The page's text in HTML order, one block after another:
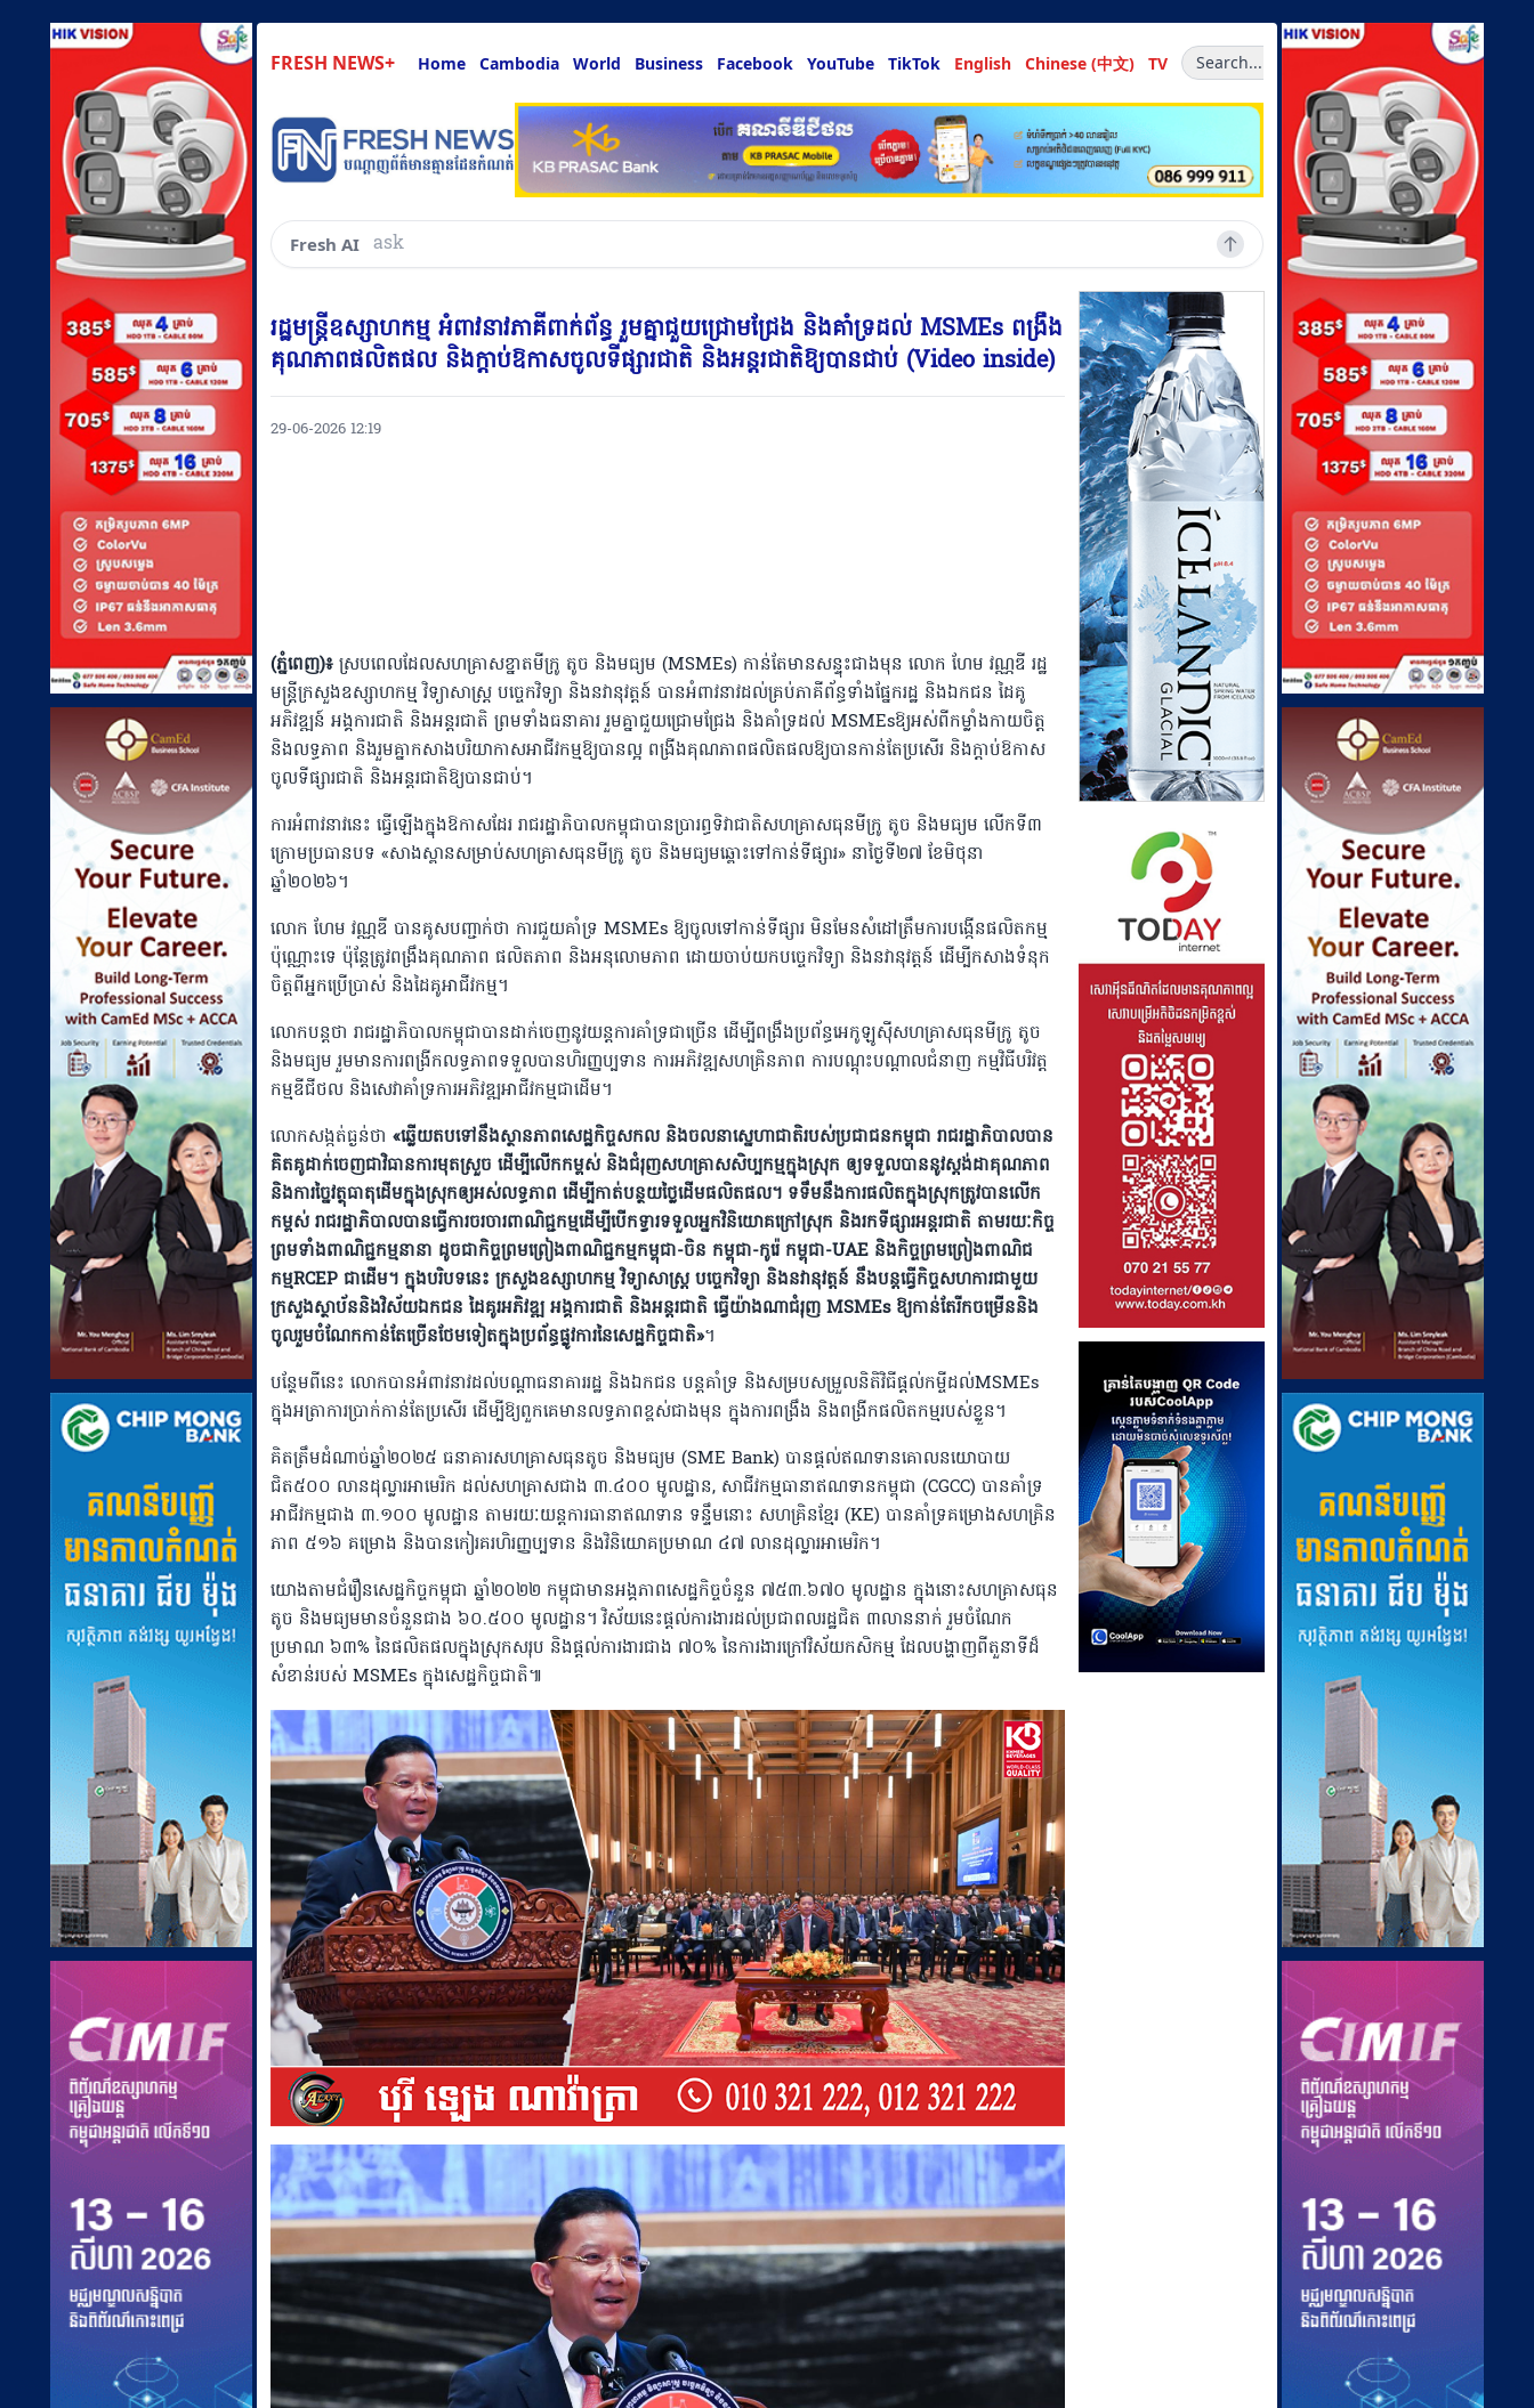
FRESH NEWS+ Home Cambodia World Business Facebook YouTube TikTok English Chinese (中文) TV Search...
Fresh AI ask about anything & more
រដ្ឋមន្ត្រីឧស្សាហកម្ម អំពាវនាវភាគីពាក់ព័ន្ធ រួមគ្នាជួយជ្រោមជ្រែង និងគាំទ្រដល់ MSMEs ពង្រឹង
គុណភាពផលិតផល និងក្តាប់ឱកាសចូលទីផ្សារជាតិ និងអន្តរជាតិឱ្យបានជាប់ (Video inside)
29-06-2026 12:19
(ភ្នំពេញ)៖ស្របពេលដែលសហគ្រាសខ្នាតមីក្រូ តូច និងមធ្យម ​(MSMEs) កាន់តែមានសន្ទុះជាងមុន លោក ហែម វណ្ណឌី រដ្ឋ
មន្ត្រីក្រសួងឧស្សាហកម្ម វិទ្យាសាស្ត្រ បច្ចេកវិទ្យា និងនវានុវត្តន៍ បានអំពាវនាវដល់គ្រប់ភាគីព័ន្ធទាំងផ្នែករដ្ឋ និងឯកជន ដៃគូ
អភិវឌ្ឍន៍ អង្គការជាតិ និងអន្តរជាតិ ព្រមទាំងធនាគារ រួមគ្នាជួយជ្រោមជ្រែង និងគាំទ្រដល់ MSMEsឱ្យអស់ពីកម្លាំងកាយចិត្ត
និងលទ្ធភាព​ និងរួមគ្នាកសាងបរិយាកាសអាជីវកម្មឱ្យបានល្អ ពង្រីងគុណភាពផលិតផលឱ្យបានកាន់តែប្រសើរ និងក្តាប់ឱកាស
ចូលទីផ្សារជាតិ និងអន្តរជាតិឱ្យបានជាប់។
ការអំពាវនាវនេះ ធ្វើឡើងក្នុងឱកាសដែរ រាជរដ្ឋាភិបាលកម្ពុជាបានប្រារព្ធទិវាជាតិសហគ្រាសធុនមីក្រូ តូច និងមធ្យម លើកទី៣
ក្រោមប្រធានបទ «សាងស្ពានសម្រាប់សហគ្រាសធុនមីក្រូ តូច និងមធ្យមឆ្ពោះទៅកាន់ទីផ្សារ» ​នាថ្ងៃទី២៧ ខែមិថុនា
ឆ្នាំ២០២៦។ ​
លោក​ ហែម វណ្ណឌី បានគូសបញ្ជាក់ថា ការជួយគាំទ្រ MSMEs ឱ្យចូលទៅកាន់ទីផ្សារ មិនមែនសំដៅត្រឹមការបង្កើនផលិតកម្ម
ប៉ុណ្ណោះទេ ប៉ុន្តែត្រូវពង្រឹងគុណភាព ផលិតភាព និងអនុលោមភាព ដោយចាប់យកបច្ចេកវិទ្យា និងនវានុវត្តន៍ ដើម្បីកសាងទំនុក
ចិត្តពីអ្នកប្រើប្រាស់ និងដៃគូអាជីវកម្ម។
លោកបន្តថា ​រាជរដ្ឋាភិបាលកម្ពុជាបានដាក់ចេញនូវយន្តការគាំទ្រជាច្រើន ដើម្បីពង្រឹងប្រព័ន្ធអេកូឡូស៊ីសហគ្រាសធុនមីក្រូ តូច
និងមធ្យម រួមមានការពង្រីកលទ្ធភាពទទួលបានហិរញ្ញប្បទាន ការអភិវឌ្ឍសហគ្រិនភាព ការបណ្តុះបណ្តាលជំនាញ កម្មវិធីបរិវត្ត
កម្មឌីជីថល និងសេវាគាំទ្រការអភិវឌ្ឍអាជីវកម្មជាដើម។
​លោកសង្កត់ធ្ងន់ថា «​ឆ្លើយតបទៅនឹងស្ថានភាពសេដ្ឋកិច្ចសកល និង​ចលនាស្នេហាជាតិរបស់ប្រជាជនកម្ពុជា រាជរដ្ឋាភិបាលបាន
គិតគូដាក់ចេញជាវិធានការមុតស្រួច ដើម្បីលើកកម្ពស់ និងជំរុញសហគ្រាសសិប្បកម្មក្នុងស្រុក ឲ្យទទួលបាននូវស្តង់ដាគុណភាព
និងការច្នៃវត្ថុធាតុដើមក្នុងស្រុកឲ្យអស់លទ្ធភាព ដើម្បីកាត់បន្ថយថ្លៃដើមផលិតផល។ ទទឹមនឹងការផលិតក្នុងស្រុកត្រូវបានលើក
កម្ពស់ រាជរដ្ឋាភិបាលបានធ្វើការចរចារពាណិជ្ជកម្មដើម្បីបើកទ្វារទទួលអ្នកវិនិយោគក្រៅស្រុក និងរកទីផ្សារអន្តរជាតិ តាមរយៈកិច្ច
ព្រមទាំងពាណិជ្ជកម្មនានា ដូចជាកិច្ចព្រមព្រៀងពាណិជ្ជកម្មកម្ពុជា-ចិន កម្ពុជា-កូរ៉េ កម្ពុជា-UAE និងកិច្ចព្រមព្រៀងពាណិជ
កម្មRCEP ជាដើម។ ក្នុងបរិបទនេះ ក្រសួងឧស្សាហកម្ម វិទ្យាសាស្រ្ត បច្ចេកវិទ្យា និងនវានុវត្តន៍ នឹងបន្តធ្វើកិច្ចសហការជាមួយ
ក្រសួង​ស្ថាប័ននិងវិស័យឯកជន ដៃគូរអភិវឌ្ឍ អង្គការជាតិ និងអន្តរជាតិ ធ្វើយ៉ាងណាជំរុញ MSMEs ឱ្យកាន់តែរីកចម្រើននិង
ចូលរួមចំណែកកាន់តែច្រើនថែមទៀតក្នុងប្រព័ន្ធផ្លូវការនៃសេដ្ឋកិច្ចជាតិ»។
បន្ថែមពីនេះ​ លោកបានអំពាវនាវដល់បណ្តាធនាគាររដ្ឋ និងឯកជន បន្តគាំទ្រ និងសម្របសម្រួលនិតិវិធីផ្តល់កម្ចីដល់MSMEs
ក្នុងអត្រាការប្រាក់កាន់តែប្រសើរ​ ដើម្បីឱ្យពួកគេមានលទ្ធភាពខ្ពស់ជាងមុន ក្នុងការពង្រឹង និងពង្រីកផលិតកម្មរបស់ខ្លួន។
​គិតត្រឹមដំណាច់ឆ្នាំ២០២៥ ធនាគារសហគ្រាសធុនតូច និងមធ្យម (SME Bank) បានផ្តល់ឥណទានគោលនយោបាយ
ជិត៥០០ លានដុល្លារអាមេរិក ដល់សហគ្រាសជាង ៣.៤០០ មូលដ្ឋាន, សាជីវកម្មធានាឥណទានកម្ពុជា (CGCC) បានគាំទ្រ
អាជីវកម្មជាង ៣.១០០ មូលដ្ឋាន តាមរយៈយន្តការធានាឥណទាន ទន្ទឹមនោះ សហគ្រិនខ្មែរ (KE) បានគាំទ្រគម្រោងសហគ្រិន
ភាព ៥១៦ គម្រោង និងបានកៀរគរហិរញ្ញប្បទាន និងវិនិយោគប្រមាណ ៤៧ លានដុល្លារអាមេរិក។
​​​យោងតាមជំរឿនសេដ្ឋកិច្ចកម្ពុជា ឆ្នាំ២០២២ កម្ពុជាមានអង្គភាពសេដ្ឋកិច្ចចំនួន ៧៥៣.៦៧០ មូលដ្ឋាន ក្នុងនោះសហគ្រាសធុន
តូច និងមធ្យមមានចំនួនជាង ៦០.៥០០ មូលដ្ឋាន។ វិស័យនេះផ្តល់ការងារដល់ប្រជាពលរដ្ឋជិត ៣លាននាក់ រួមចំណែក
ប្រមាណ ៦៣% នៃផលិតផលក្នុងស្រុកសរុប និងផ្តល់ការងារជាង ៧០% នៃការងារក្រៅវិស័យកសិកម្ម ដែលបង្ហាញពីតួនាទីដ៏
សំខាន់របស់ MSMEs ក្នុងសេដ្ឋកិច្ចជាតិ៕